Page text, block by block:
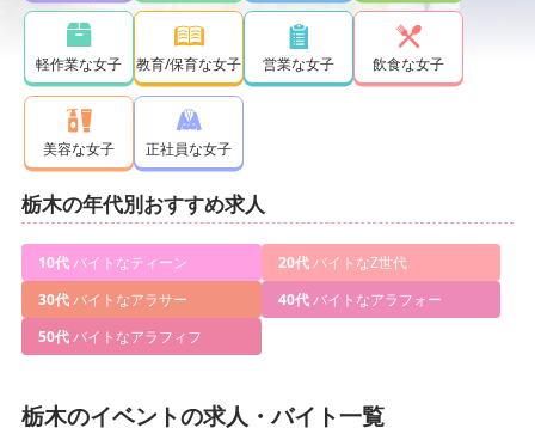
軽作業な女子 教育/保育な女子 営業な女子 飲食な女子
美容な女子 正社員な女子
栃木の年代別おすすめ求人
10代バイトなティーン 20代バイトなZ世代
30代バイトなアラサー 40代バイトなアラフォー
50代バイトなアラフィフ
栃木のイベントの求人・バイト一覧